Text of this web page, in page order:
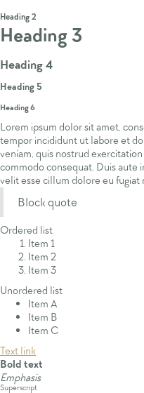
Heading 2
Heading 3
Heading 4
Heading 5
Heading 6
Lorem ipsum dolor sit amet,
tempor incididunt ut labore et
veniam, quis nostrud
commodo consequat. Duis
velit esse cillum dolore eu fugiat
Block quote
Ordered list
Item 1
Item 2
Item 3
Unordered list
Item A
Item B
Item C
Text link
Bold text
Emphasis
Superscript